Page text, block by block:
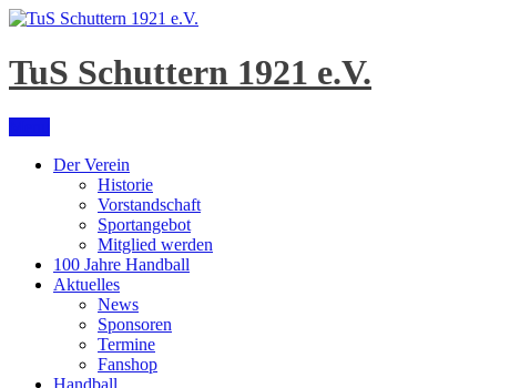
Skip
content
TuS Schuttern 1921 e.V.
Der Verein
Historie
Vorstandschaft
Sportangebot
Mitglied werden
100 Jahre Handball
Aktuelles
News
Sponsoren
Termine
Fanshop
Handball